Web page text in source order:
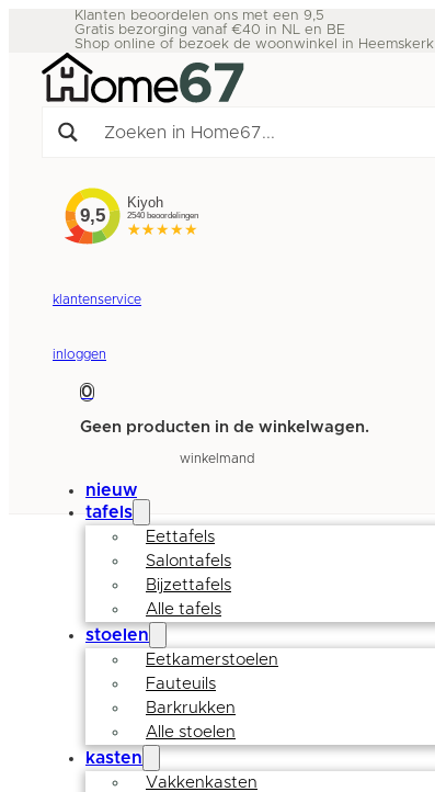
Klanten beoordelen ons met een 9,5
Gratis bezorging vanaf €40 in NL en BE
Shop online of bezoek de woonwinkel in Heemskerk
klantenservice
inloggen
0
Geen producten in de winkelwagen.
winkelmand
nieuw
tafels
Eettafels
Salontafels
Bijzettafels
Alle tafels
stoelen
Eetkamerstoelen
Fauteuils
Barkrukken
Alle stoelen
kasten
Vakkenkasten